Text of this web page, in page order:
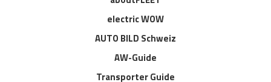
electric WOW
AUTO BILD Schweiz
AW-Guide
Transporter Guide